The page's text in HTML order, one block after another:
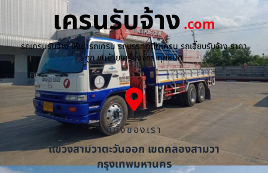
เครนรับจ้าง.com
รถเครนรับจ้าง ให้เช่ารถเครน รถบรรทุกติดเครน รถเฮี๊ยบรับจ้าง ราคา
ถูก ขนย้ายเครื่องจักร ทุกชนิด
ที่ตั้งของเรา
แขวงสามวาตะวันออก เขตคลองสามวา
กรุงเทพมหานคร